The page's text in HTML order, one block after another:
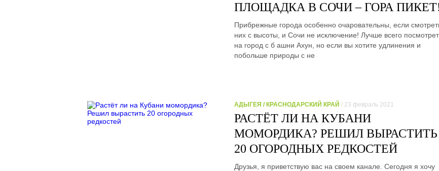
ПЛОЩАДКА В СОЧИ – ГОРА
Прибрежные города особенно очаровательны, если
них с высоты, и Сочи не исключение! Лучше всего
на город с б ашни Ахун, но если вы хотите удлинения и
побольше природы с не
АДЫГЕЯ / КРАСНОДАРСКИЙ КРАЙ / 23 февраль 2021
РАСТЁТ ЛИ НА КУБАНИ
МОМОРДИКА? РЕШИЛ ВЫРАСТИТЬ
20 ОГОРОДНЫХ РЕДКОСТЕЙ
Друзья, я приветствую вас на своем канале. Сегодня я хочу